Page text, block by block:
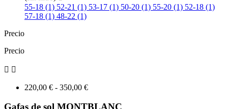
55-18 (1) 52-21 (1) 53-17 (1) 50-20 (1) 55-20 (1) 52-18 (1)
57-18 (1) 48-22 (1)
Precio
Precio
 
220,00 € - 350,00 €
Gafas de sol MONTBLANC